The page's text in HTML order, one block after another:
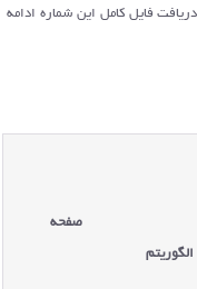
فایل کامل این شماره ادامه
صفحه
الگوریتم